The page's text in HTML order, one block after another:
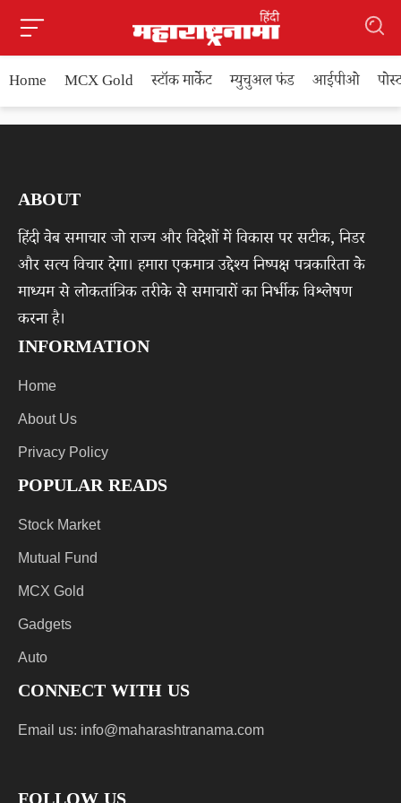
Home MCX Gold स्टॉक मार्केट म्युचुअल फंड आईपीओ
ABOUT
हिंदी वेब समाचार जो राज्य और विदेशों में विकास पर सटीक, निडर
और सत्य विचार देगा। हमारा एकमात्र उद्देश्य निष्पक्ष पत्रकारिता के
माध्यम से लोकतांत्रिक तरीके से समाचारों का निर्भीक विश्लेषण
करना है।
INFORMATION
Home
About Us
Privacy Policy
POPULAR READS
Stock Market
Mutual Fund
MCX Gold
Gadgets
Auto
CONNECT WITH US
Email us: info@maharashtranama.com